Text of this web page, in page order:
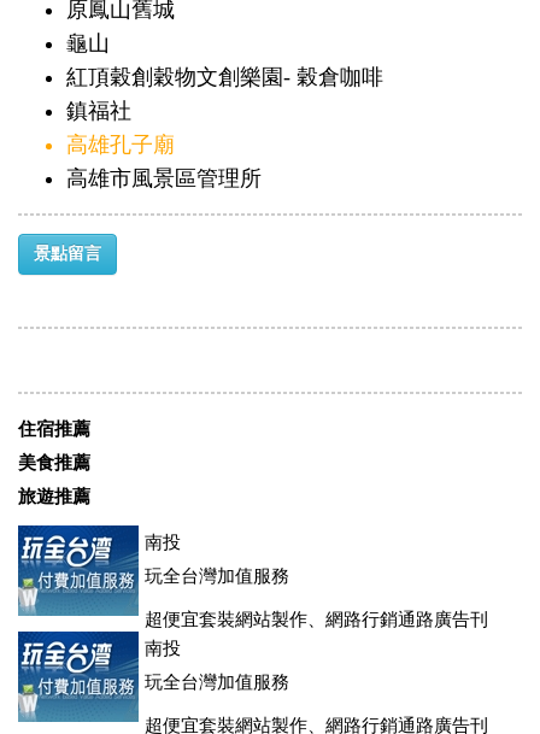
原鳳山舊城
龜山
紅頂穀創穀物文創樂園- 穀倉咖啡
鎮福社
高雄孔子廟
高雄市風景區管理所
景點留言
住宿推薦
美食推薦
旅遊推薦
南投
玩全台灣加值服務
超便宜套裝網站製作、網路行銷通路廣告刊
登、訂房系統、客房委託旅行社銷售，全面優惠中....
南投
玩全台灣加值服務
超便宜套裝網站製作、網路行銷通路廣告刊